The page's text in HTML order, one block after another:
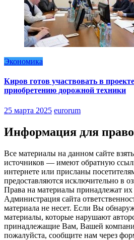
Экономика
Киров готов участвовать в
приобретению дорожной техники
25 марта 2025 eurorum
Информация для
Все материалы на данном сайте
источников — имеют обратную
интернете или присланы
предоставляются исключительно в
Права на материалы принадлежат их
Администрация сайта
материала не несет. Если Вы
материалы, которые нарушают
принадлежащие Вам, Вашей
пожалуйста, сообщите нам через